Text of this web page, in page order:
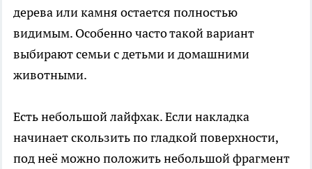
дерева или камня остается полностью
видимым. Особенно часто такой вариант
выбирают семьи с детьми и домашними
животными.
Есть небольшой лайфхак. Если накладка
начинает скользить по гладкой поверхности,
под неё можно положить небольшой фрагмент